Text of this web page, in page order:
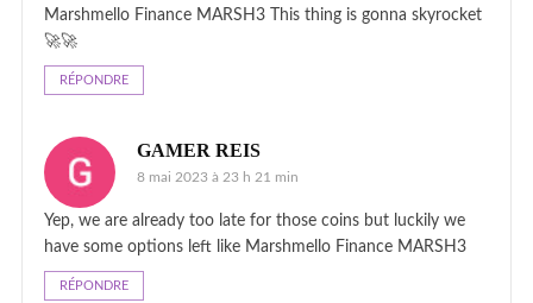
Marshmello Finance MARSH3 This thing is gonna skyrocket
🚀🚀
RÉPONDRE
GAMER REIS
8 mai 2023 à 23 h 21 min
Yep, we are already too late for those coins but luckily we
have some options left like Marshmello Finance MARSH3
RÉPONDRE